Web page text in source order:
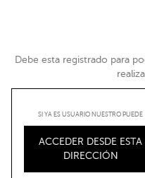
Debe esta registrado para
SI YA ES USUARIO NUESTRO PUEDE
ACCEDER DESDE ESTA
DIRECCIÓN